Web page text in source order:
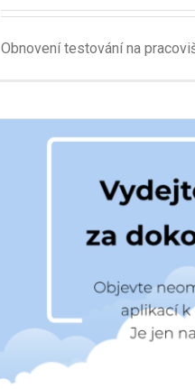
Obnovení testování na